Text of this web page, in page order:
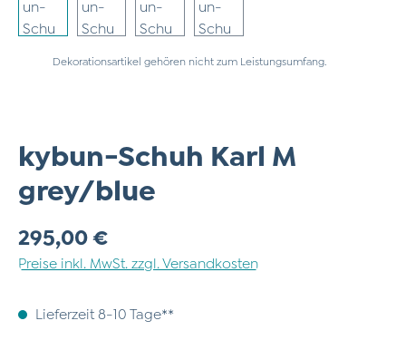
Dekorationsartikel gehören nicht zum Leistungsumfang.
kybun-Schuh Karl M
grey/blue
Regulärer Preis:
295,00 €
Preise inkl. MwSt. zzgl. Versandkosten
Lieferzeit 8-10 Tage**